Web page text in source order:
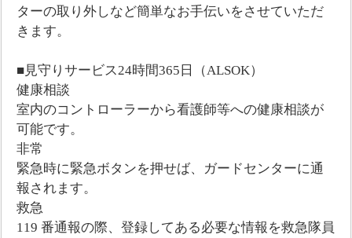
ターの取り外しなど簡単なお手伝いをさせていただ
きます。
■見守りサービス24時間365日（ALSOK）
健康相談
室内のコントローラーから看護師等への健康相談が
可能です。
非常
緊急時に緊急ボタンを押せば、ガードセンターに通
報されます。
救急
119 番通報の際、登録してある必要な情報を救急隊員